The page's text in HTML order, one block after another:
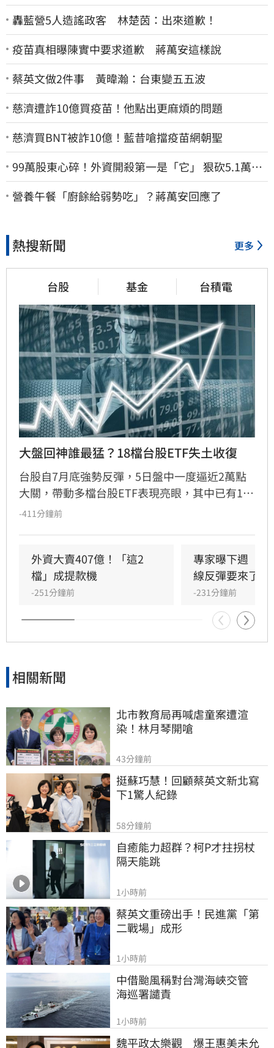
轟藍營5人造謠政客 林楚茵：出來道歉！
疫苗真相曝陳實中要求道歉 蔣萬安這樣說
蔡英文做2件事 黃暐瀚：台東變五五波
慈濟遭詐10億買疫苗！他點出更麻煩的問題
慈濟買BNT被詐10億！藍昔嗆擋疫苗網朝聖
99萬股東心碎！外資開殺第一是「它」 狠砍5.1萬張
股價重挫近5%
營養午餐「廚餘給弱勢吃」？蔣萬安回應了
熱搜新聞 更多
台股 基金 台積電
大盤回神誰最猛？18檔台股ETF失土收復
台股自7月底強勢反彈，5日盤中一度逼近2萬點
大關，帶動多檔台股ETF表現亮眼，其中已有18
檔順利收復股災失土。在近一週績效排名前十的
冠，包含野村、中信等多檔ETF亦繳出雙位數報
酬。法人指出，近期市場波動劇烈，高息型ETF
受惠於金融族群資金輪動，表現穩健；而主動式
台股ETF在市場修正後的反彈表現，更成為檢視
經理人選股策略與投資組合韌性的關鍵指標。投
資人可持續關注具備進可攻、退可守特性的優質
追求長期穩健收益。
-411分鐘前
外資大賣407億！「這2
檔」成提款機
-251分鐘前
專家曝下週「
線反彈要來了
-231分鐘前
相關新聞
北市教育局再喊虐童案遭渲
染！林月琴開嗆
43分鐘前
挺蘇巧慧！回顧蔡英文新北寫
下1驚人紀錄
58分鐘前
自癒能力超群？柯P才拄拐杖
隔天能跳
1小時前
蔡英文重磅出手！民進黨「第
二戰場」成形
1小時前
中借颱風稱對台灣海峽交管
海巡署譴責
1小時前
魏平政太樂觀　爆王惠美未允